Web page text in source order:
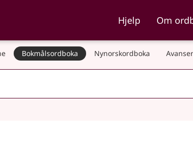
NynorskordbokaHjelp Om
Bokmålsordboka Nynorskordboka